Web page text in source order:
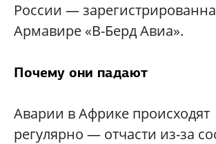
России —
Армавире «В-Берд Авиа».
Почему они падают
Аварии в Африке происходят
регулярно — отчасти из-за